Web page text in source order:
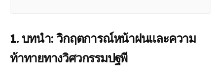
1. บทนำ: วิกฤตการณ์หน้าฝนและความ
ท้าทายทางวิศวกรรมปฐพี